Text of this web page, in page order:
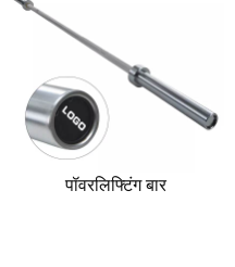
पॉवरलिफ्टिंग बार